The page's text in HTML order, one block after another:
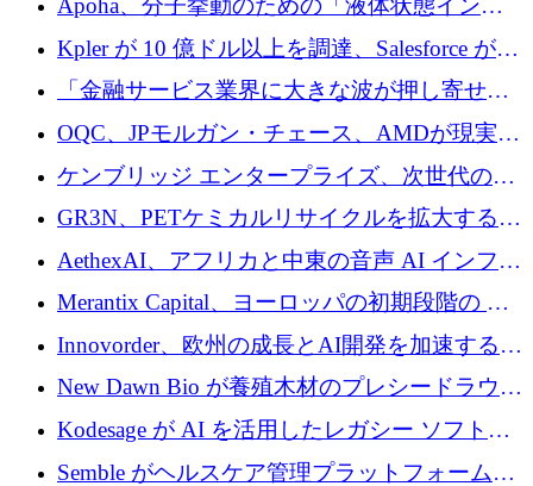
の資本シフトを呼びかけ
Apoha、分子挙動のための「液体状態インテ
リジェンス」を構築するために3,600万ドルを
かけてステルス状態から出現
Kpler が 10 億ドル以上を調達、Salesforce が
Contentful を買収、Built in Europe キャンペー
ンを開始
「金融サービス業界に大きな波が押し寄せて
いる」と「欧州初のAIネイティブ銀行」のボ
スが語る
OQC、JPモルガン・チェース、AMDが現実世
界のフィンテック・アプリケーションを探索
するためにQuantum-AIデータセンターを立ち
上げ
ケンブリッジ エンタープライズ、次世代のデ
ィープテック創設者向けにロンドンの出発点
を構築
GR3N、PETケミカルリサイクルを拡大するた
めにシリーズBで1,550万ユーロを調達
AethexAI、アフリカと中東の音声 AI インフラ
ストラクチャを構築するために 300 万ドルを
Merantix Capital、ヨーロッパの初期段階の AI
スタートアップ向けに 1 億 300 万ユーロのフ
ァンドを立ち上げる
Innovorder、欧州の成長とAI開発を加速するた
めに2,000万ユーロを確保
New Dawn Bio が養殖木材のプレシードラウン
ドで 210 万ユーロを調達
Kodesage が AI を活用したレガシー ソフトウ
ェアの最新化のために 660 万ドルを調達
Semble がヘルスケア管理プラットフォームを